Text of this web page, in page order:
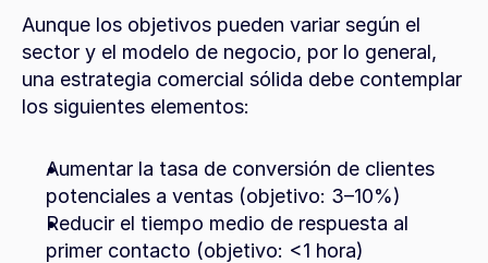
Aunque los objetivos pueden variar según el
sector y el modelo de negocio, por lo general,
una estrategia comercial sólida debe contemplar
los siguientes elementos:
Aumentar la tasa de conversión de clientes
potenciales a ventas (objetivo: 3–10%)
Reducir el tiempo medio de respuesta al
primer contacto (objetivo: <1 hora)